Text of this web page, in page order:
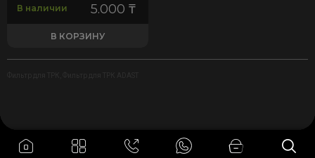
В наличии 5.000 ₸
В КОРЗИНУ